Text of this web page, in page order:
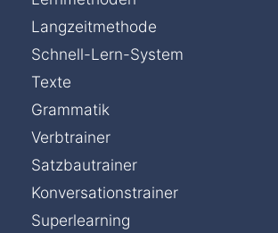
Langzeitmethode
Schnell-Lern-System
Texte
Grammatik
Verbtrainer
Satzbautrainer
Konversationstrainer
Superlearning